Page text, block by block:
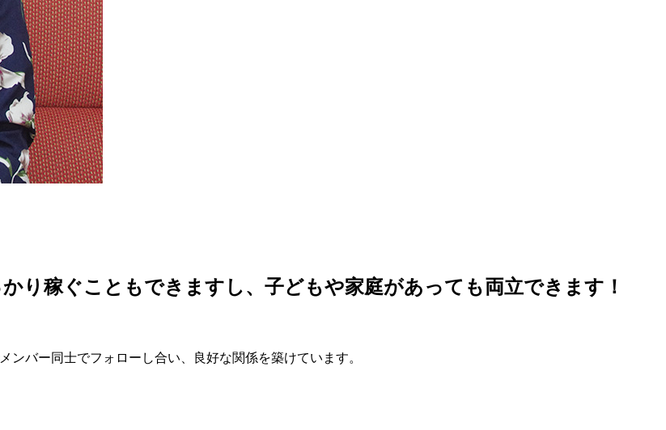
り稼ぐこともできますし、子どもや家庭があっても両立できます！
バー同士でフォローし合い、良好な関係を築けています。